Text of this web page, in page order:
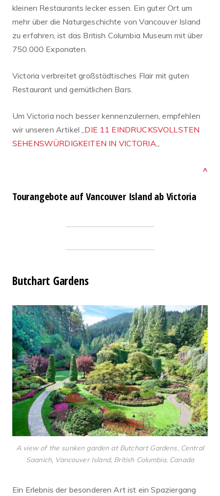
kleinen Restaurants lecker essen. Ein guter Ort um
mehr über die Naturgeschichte von Vancouver Island
zu erfahren, ist das British Columbia Museum mit über
750.000 Exponaten.
Victoria verbreitet großstädtisches Flair mit guten
Restaurant und gemütlichen Bars.
Um Victoria noch besser kennenzulernen, empfehlen
wir unseren Artikel „DIE 11 EINDRUCKSVOLLSTEN
SEHENSWÜRDIGKEITEN IN VICTORIA„.
^
Tourangebote auf Vancouver Island ab Victoria
Butchart Gardens
A view of the sunken garden at Butchart Gardens, Central
Saanich, Vancouver Island, British Columbia, Canada
Ein Erlebnis der besonderen Art ist ein Spaziergang